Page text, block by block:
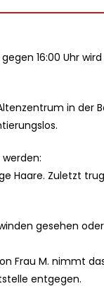
16:00 Uhr
in der
Haare. Zuletzt
gesehen
Frau M. nimmt
entgegen.